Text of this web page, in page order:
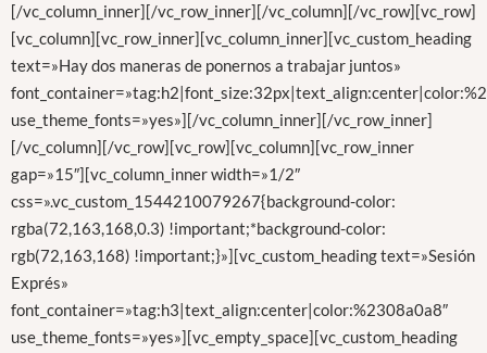
[/vc_column_inner][/vc_row_inner][/vc_column][/vc_row][vc_row]
[vc_column][vc_row_inner][vc_column_inner][vc_custom_heading
text=»Hay dos maneras de ponernos a trabajar juntos»
use_theme_fonts=»yes»][/vc_column_inner][/vc_row_inner]
[/vc_column][/vc_row][vc_row][vc_column][vc_row_inner
gap=»15″][vc_column_inner width=»1/2″
css=».vc_custom_1544210079267{background-color:
rgba(72,163,168,0.3) !important;*background-color:
rgb(72,163,168) !important;}»][vc_custom_heading text=»Sesión
Exprés»
font_container=»tag:h3|text_align:center|color:%2308a0a8″
use_theme_fonts=»yes»][vc_empty_space][vc_custom_heading